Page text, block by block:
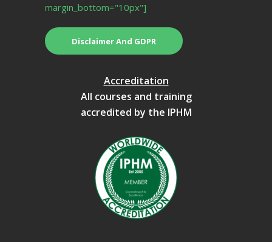
margin_bottom="10px"]
Disclaimer And GDPR
Accreditation
All courses and training
accredited by the IPHM